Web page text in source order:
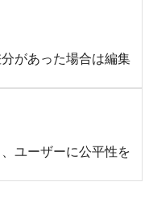
があった場合は編集
ユーザーに公平性を